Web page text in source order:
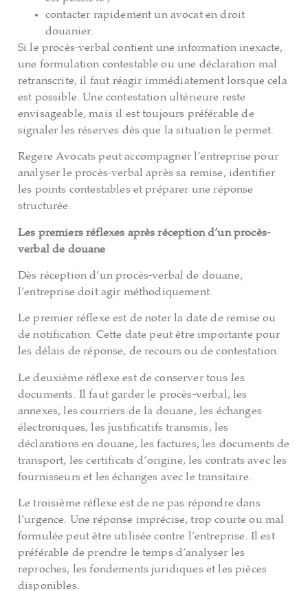
contacter rapidement un avocat en droit
douanier.
Si le procès-verbal contient une information inexacte,
une formulation contestable ou une déclaration mal
retranscrite, il faut réagir immédiatement lorsque cela
est possible. Une contestation ultérieure reste
envisageable, mais il est toujours préférable de
signaler les réserves dès que la situation le permet.
Regere Avocats peut accompagner l’entreprise pour
analyser le procès-verbal après sa remise, identifier
les points contestables et préparer une réponse
structurée.
Les premiers réflexes après réception d’un procès-
verbal de douane
Dès réception d’un procès-verbal de douane,
l’entreprise doit agir méthodiquement.
Le premier réflexe est de noter la date de remise ou
de notification. Cette date peut être importante pour
les délais de réponse, de recours ou de contestation.
Le deuxième réflexe est de conserver tous les
documents. Il faut garder le procès-verbal, les
annexes, les courriers de la douane, les échanges
électroniques, les justificatifs transmis, les
déclarations en douane, les factures, les documents de
transport, les certificats d’origine, les contrats avec les
fournisseurs et les échanges avec le transitaire.
Le troisième réflexe est de ne pas répondre dans
l’urgence. Une réponse imprécise, trop courte ou mal
formulée peut être utilisée contre l’entreprise. Il est
préférable de prendre le temps d’analyser les
reproches, les fondements juridiques et les pièces
disponibles.